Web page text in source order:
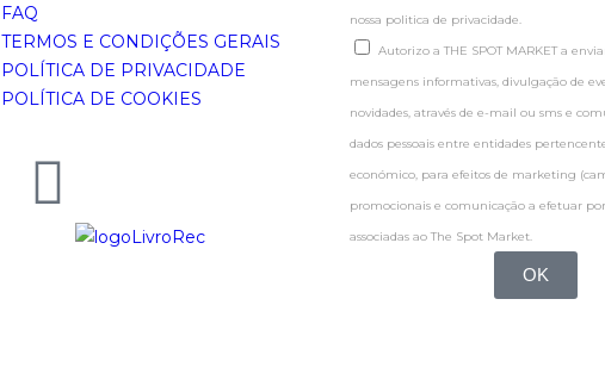
FAQ
TERMOS E CONDIÇÕES GERAIS
POLÍTICA DE PRIVACIDADE
POLÍTICA DE COOKIES
nossa politica de privacidade.
Autorizo a THE SPOT MARKET a
mensagens informativas, divulgação de
novidades, através de e-mail ou sms e
dados pessoais entre entidades
económico, para efeitos de marketing
promocionais e comunicação a efetuar
associadas ao The Spot Market.
OK